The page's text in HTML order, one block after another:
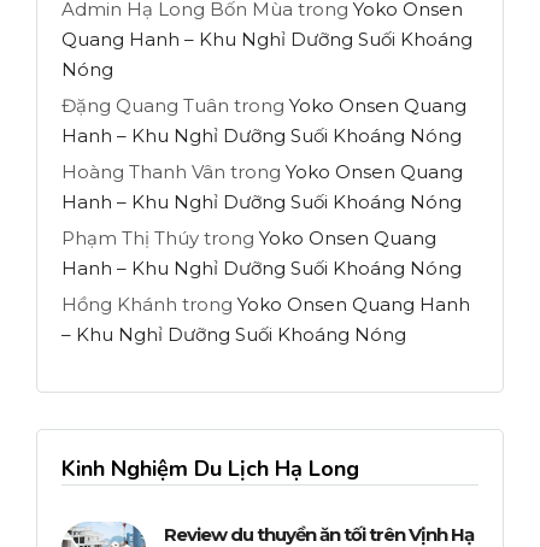
Admin Hạ Long Bốn Mùa trong Yoko Onsen
Quang Hanh – Khu Nghỉ Dưỡng Suối Khoáng
Nóng
Đặng Quang Tuân trong Yoko Onsen Quang
Hanh – Khu Nghỉ Dưỡng Suối Khoáng Nóng
Hoàng Thanh Vân trong Yoko Onsen Quang
Hanh – Khu Nghỉ Dưỡng Suối Khoáng Nóng
Phạm Thị Thúy trong Yoko Onsen Quang
Hanh – Khu Nghỉ Dưỡng Suối Khoáng Nóng
Hồng Khánh trong Yoko Onsen Quang Hanh
– Khu Nghỉ Dưỡng Suối Khoáng Nóng
Kinh Nghiệm Du Lịch Hạ Long
Review du thuyền ăn tối trên Vịnh Hạ